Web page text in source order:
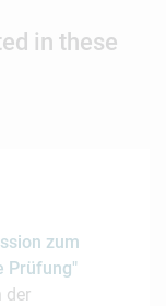
in these
zum
Prüfung"
der